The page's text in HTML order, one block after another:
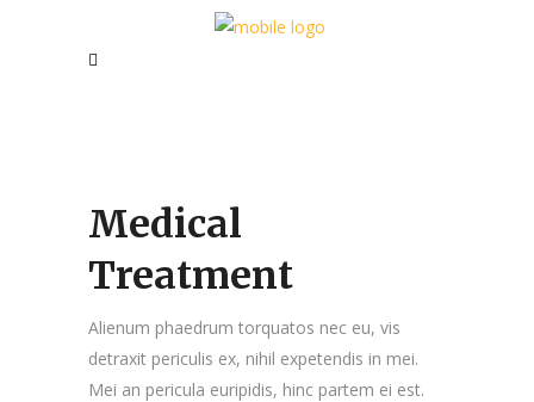
Medical
Treatment
Alienum phaedrum torquatos nec eu, vis
detraxit periculis ex, nihil expetendis in mei.
Mei an pericula euripidis, hinc partem ei est.